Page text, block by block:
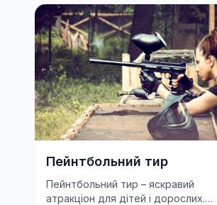
Пейнтбольний тир
Пейнтбольний тир – яскравий
атракціон для дітей і дорослих.